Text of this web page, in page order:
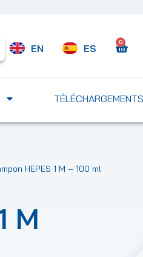
EN ES
0
TÉLÉCHARGEMENTS
HEPES 1 M – 100 ml
M